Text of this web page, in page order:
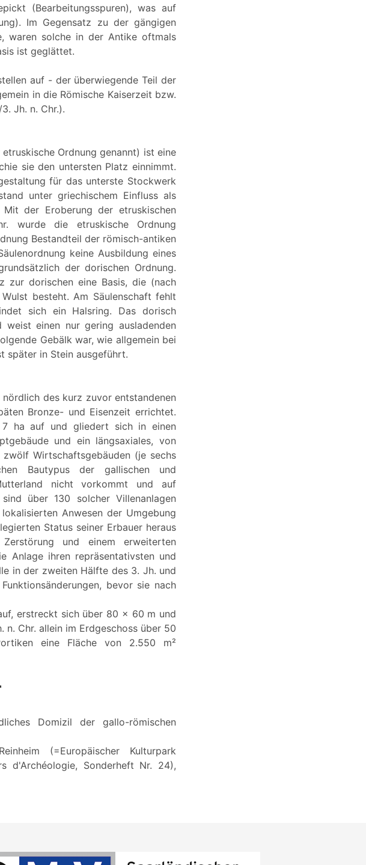
(Bearbeitungsspuren), was auf
Im Gegensatz zu der gängigen
waren solche in der Antike oftmals
ist geglättet.
auf - der überwiegende Teil der
in die Römische Kaiserzeit bzw.
Jh. n. Chr.).
Ordnung genannt) ist eine
sie den untersten Platz einnimmt.
für das unterste Stockwerk
unter griechischem Einfluss als
der Eroberung der etruskischen
die etruskische Ordnung
Bestandteil der römisch-antiken
keine Ausbildung eines
der dorischen Ordnung.
zur dorischen eine Basis, die (nach
besteht. Am Säulenschaft fehlt
sich ein Halsring. Das dorisch
einen nur gering ausladenden
Gebälk war, wie allgemein bei
später in Stein ausgeführt.
des kurz zuvor entstandenen
Bronze- und Eisenzeit errichtet.
7 ha auf und gliedert sich in einen
und ein längsaxiales, von
Wirtschaftsgebäuden (je sechs
Bautypus der gallischen und
nicht vorkommt und auf
über 130 solcher Villenanlagen
Anwesen der Umgebung
Status seiner Erbauer heraus
und einem erweiterten
Anlage ihren repräsentativsten und
in der zweiten Hälfte des 3. Jh. und
bevor sie nach
erstreckt sich über 80 x 60 m und
Chr. allein im Erdgeschoss über 50
eine Fläche von 2.550 m²
Domizil der gallo-römischen
(=Europäischer Kulturpark
d'Archéologie, Sonderheft Nr. 24),